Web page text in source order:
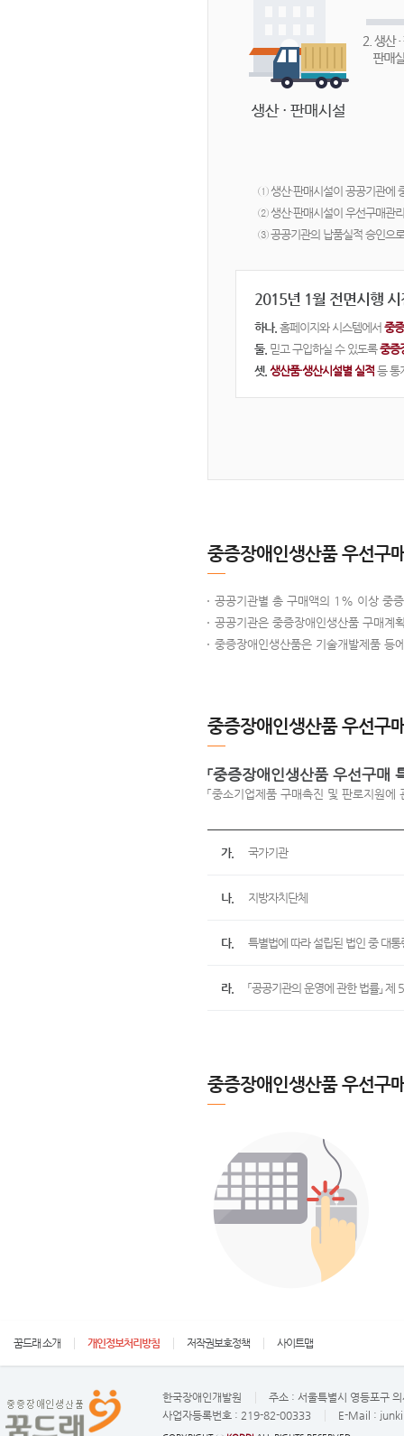
① 생산·판매시설이 공공기관에
② 생산·판매시설이 우선구매관
③ 공공기관의 납품실적 승인으
2015년 1월 전면시행 시
하나. 홈페이지와 시스템에서 중
둘. 믿고 구입하실 수 있도록중증
셋. 생산품·생산시설별 실적 등 통
중증장애인생산품 우선구
공공기관별 총 구매액의 1% 이상 중
공공기관은 중증장애인생산품 구매계
중증장애인생산품은 기술개발제품 등
중증장애인생산품 우선구
「중증장애인생산품 우선구매
「중소기업제품 구매촉진 및 판로지원
가. 국가기관
나. 지방자치단체
다. 특별법에 따라 설립된 법인 중 대
라. 「공공기관의 운영에 관한 법률」
중증장애인생산품 우선구
꿈드래 소개 개인정보처리방침 저작권보호정책 사이트맵
한국장애인개발원 주소 : 서울특별시 영등포구
사업자등록번호 : 219-82-00333 E-Mail :